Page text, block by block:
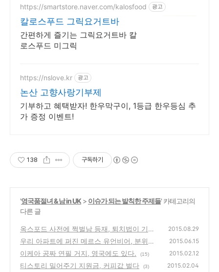
https://smartstore.naver.com/kalosfood 광고
칼로스푸드 그릭요거트바
간편하게 즐기는 그릭요거트바 칼
로스푸드 미그릭
https://nslove.kr 광고
논산 고향사랑기부제
기부하고 혜택받자! 한우막구이, 1등급 한우등심 추
가 증정 이벤트!
138 구독하기
'영국품절녀 & 남 in UK > 이슈가 되는 발칙한 주제들' 카테고리의
다른 글
옥스포드 사전에 쩍벌남 등재, 퇴치법이 기발
해
(6)
2015.08.29
우리 아파트에 퍼진 메르스 유언비어, 분위기
흉흉
(3)
2015.06.15
이케아 공짜 연필 거지, 영국에도 있다. (15) 2015.02.12
티스토리 밀어주기 지원금, 커피값 벌다 (3) 2015.02.04